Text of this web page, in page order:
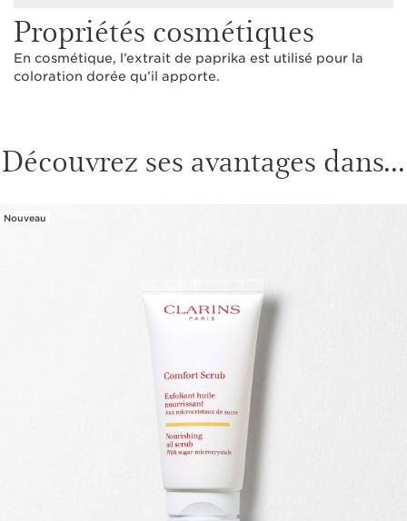
Propriétés cosmétiques
En cosmétique, l’extrait de paprika est utilisé pour la
coloration dorée qu’il apporte.
Découvrez ses avantages dans...
Nouveau